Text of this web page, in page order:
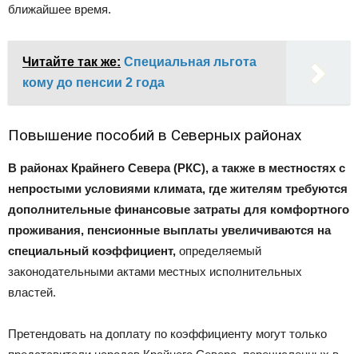
ближайшее время.
Читайте так же: Специальная льгота
кому до пенсии 2 года
Повышение пособий в Северных районах
В районах Крайнего Севера (РКС), а также в местностях с
непростыми условиями климата, где жителям требуются
дополнительные финансовые затраты для комфортного
проживания, пенсионные выплаты увеличиваются на
специальный коэффициент, определяемый
законодательными актами местных исполнительных
властей.
Претендовать на доплату по коэффициенту могут только